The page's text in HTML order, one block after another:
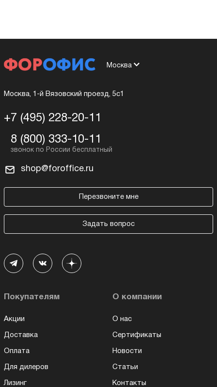
Москва
Москва, 1-й Вязовский проезд, 5с1
+7 (495) 228-20-11
8 (800) 333-10-11
shop@foroffice.ru
Перезвоните мне
Задать вопрос
Покупателям
Акции
Доставка
Оплата
Для дилеров
Лизинг
О компании
О нас
Сертификаты
Новости
Статьи
Контакты